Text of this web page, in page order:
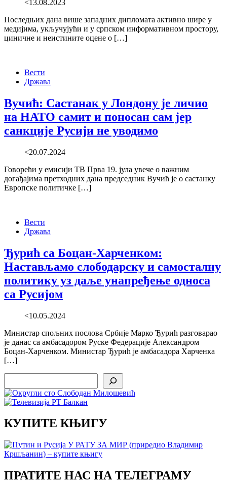
<13.08.2023
Последњих дана више западних дипломата активно шире у
медијима, укључујући и у српском информативном простору,
циничне и неистините оцене о […]
Вести
Држава
Вучић: Састанак у Лондону је личио
на НАТО самит и поносан сам јер
санкције Русији не уводимо
<20.07.2024
Говорећи у емисији ТВ Прва 19. јула увече о важним
догађајима претходних дана председник Вучић је о састанку
Европске политичке […]
Вести
Држава
Ђурић са Боцан-Харченком:
Настављамо слободарску и самосталну
политику уз даље унапређење односа
са Русијом
<10.05.2024
Министар спољних послова Србије Марко Ђурић разговарао
је данас са амбасадором Руске Федерације Александром
Боцан-Харченком. Министар Ђурић је амбасадора Харченка
[…]
КУПИТЕ КЊИГУ
ПРАТИТЕ НАС НА ТЕЛЕГРАМУ